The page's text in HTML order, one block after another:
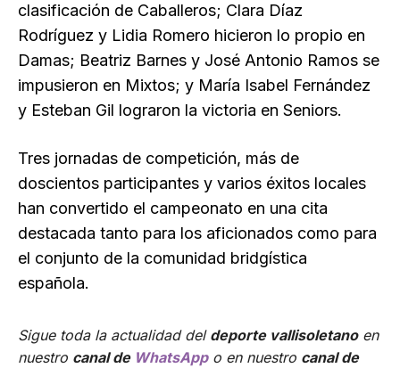
clasificación de Caballeros; Clara Díaz
Rodríguez y Lidia Romero hicieron lo propio en
Damas; Beatriz Barnes y José Antonio Ramos se
impusieron en Mixtos; y María Isabel Fernández
y Esteban Gil lograron la victoria en Seniors.
Tres jornadas de competición, más de
doscientos participantes y varios éxitos locales
han convertido el campeonato en una cita
destacada tanto para los aficionados como para
el conjunto de la comunidad bridgística
española.
Sigue toda la actualidad del deporte vallisoletanoen
nuestro canal de WhatsAppo en nuestro canal de